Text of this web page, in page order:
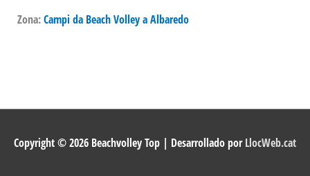
Zona:Campi da Beach Volley a Albaredo
Copyright © 2026 Beachvolley Top | Desarrollado porLlocWeb.cat